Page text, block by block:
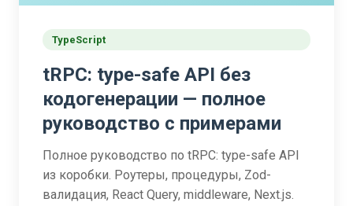
TypeScript
tRPC: type-safe API без
кодогенерации — полное
руководство с примерами
Полное руководство по tRPC: type-safe API
из коробки. Роутеры, процедуры, Zod-
валидация, React Query, middleware, Next.js.